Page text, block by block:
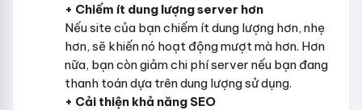
+ Chiếm ít dung lượng server hơn
Nếu site của bạn chiếm ít dung lượng hơn, nhẹ
hơn, sẽ khiến nó hoạt động mượt mà hơn. Hơn
nữa, bạn còn giảm chi phí server nếu bạn đang
thanh toán dựa trên dung lượng sử dụng.
+ Cải thiện khả năng SEO